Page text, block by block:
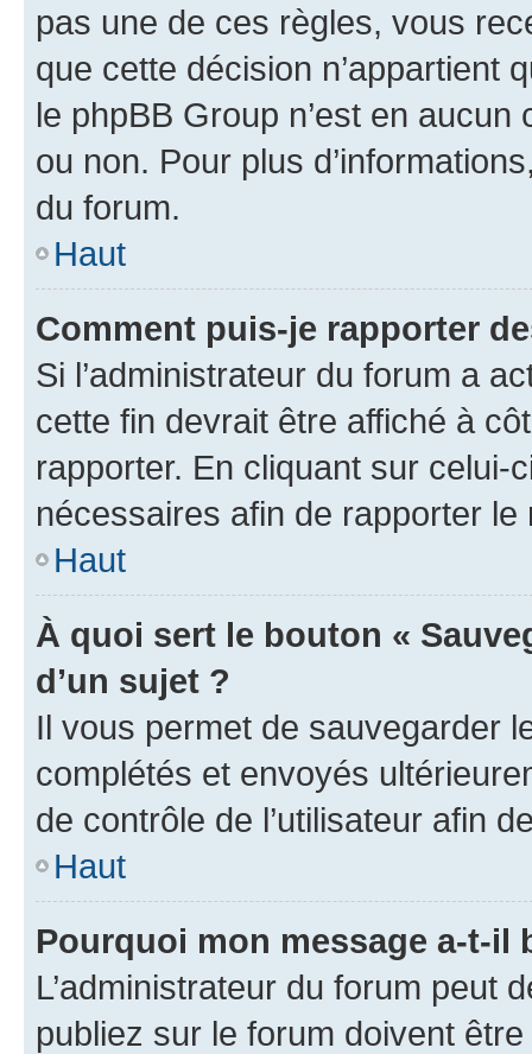
pas une de ces règles, vous
que cette décision n’appartient
le phpBB Group n’est en
ou non. Pour plus
du forum.
Haut
Comment puis-je rapporter
Si l’administrateur du forum a
cette fin devrait être affiché à
rapporter. En cliquant sur
nécessaires afin de rapporter le
Haut
À quoi sert le bouton «
d’un sujet ?
Il vous permet de sauvegarder
complétés et envoyés
de contrôle de l’utilisateur afin
Haut
Pourquoi mon message a-t-il
L’administrateur du forum peut
publiez sur le forum doivent